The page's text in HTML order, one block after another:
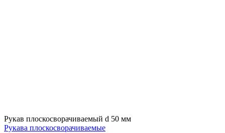
Рукав плоскосворачиваемый d 50 мм
Рукава плоскосворачиваемые